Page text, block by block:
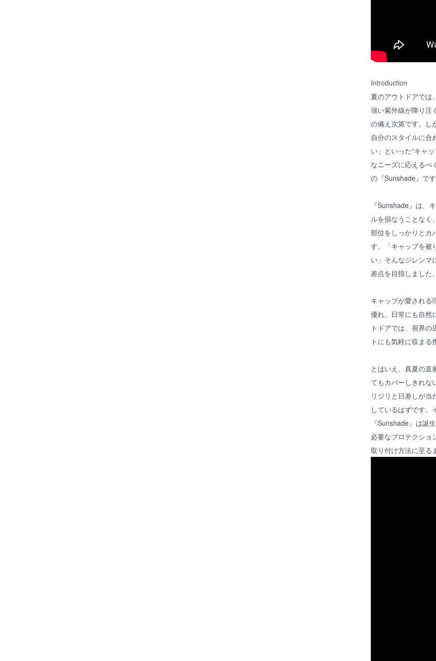
Introduction
夏のアウトドアでは
強い紫外線が降り注
の備え次第です。し
自分のスタイルに合
い」といった“キャ
なニーズに応えるべ
の『Sunshade』です
『Sunshade』は、
ルを損なうことなく
部位をしっかりとカ
す。「キャップを被
い」そんなジレンマ
差点を目指しました。
キャップが愛される
優れ、日常にも自然
トドアでは、視界
トにも気軽に収まる
とはいえ、真夏の直
てもカバーしきれな
リジリと日差しが当
しているはずです。
『Sunshade』は誕
必要なプロテクショ
取り付け方法に至る